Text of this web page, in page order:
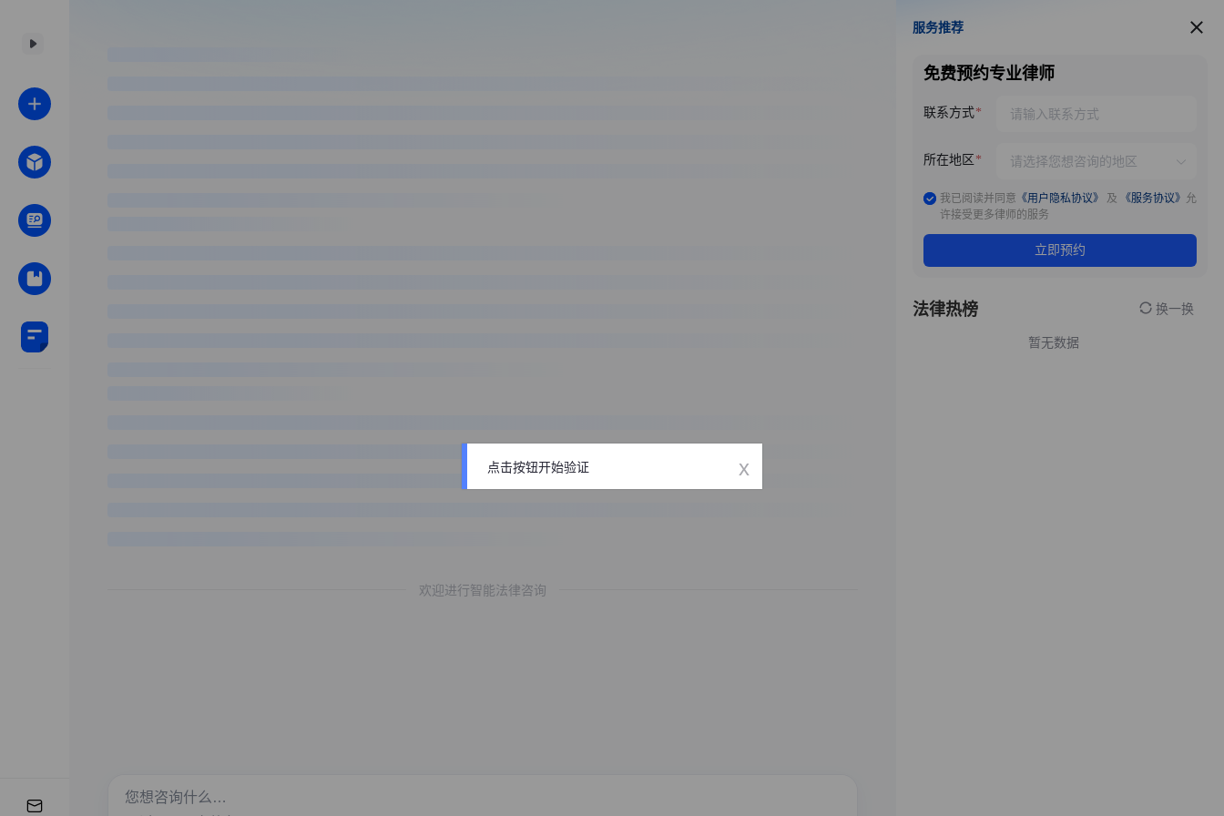
欢迎进行智能法律咨询
服务推荐
服务推荐
免费预约专业律师
联系方式
所在地区
我已阅读并同意 《用户隐私协议》 及 《服务协议》 允
许接受更多律师的服务
立即预约
法律热榜 换一换
暂无数据
点击按钮开始验证 x